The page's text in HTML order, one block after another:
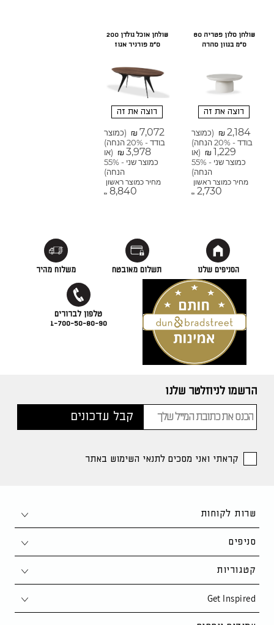
שולחן סלון פטריה 80
ס"מ בגוון סהרה
רוצה את זה
₪ 2,184
(כמוצר
בודד - 20% הנחה)
₪ 1,229
(או
כמוצר שני - 55%
הנחה)
מחיר כמוצר ראשון
₪ 2,730
שולחן אוכל גולדן 200
ס"מ פורניר אגוז
רוצה את זה
₪ 7,072
(כמוצר
בודד - 20% הנחה)
₪ 3,978
(או
כמוצר שני - 55%
הנחה)
מחיר כמוצר ראשון
₪ 8,840
הסניפים שלנו תשלום מאובטח משלוח מהיר
1-700-50-80-90
הרשמו לניוזלטר שלנו
קראתי ואני מסכים לתנאי השימוש באתר
שרות לקוחות
צור קשר
1-700-50-80-90
support@kaza.co.il
סניפים
חיפה
פתח תקווה
קטגוריות
סלון
Get Inspired